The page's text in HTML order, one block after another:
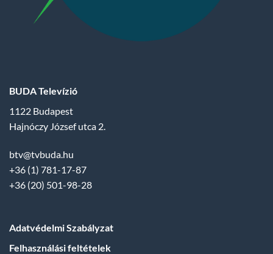
BUDA Televízió
1122 Budapest
Hajnóczy József utca 2.
btv@tvbuda.hu
+36 (1) 781-17-87
+36 (20) 501-98-28
Adatvédelmi Szabályzat
Felhasználási feltételek